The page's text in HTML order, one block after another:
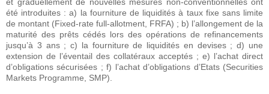
et graduellement de nouvelles mesures non-conventionnelles ont
été introduites : a) la fourniture de liquidités à taux fixe sans limite
de montant (Fixed-rate full-allotment, FRFA) ; b) l’allongement de la
maturité des prêts cédés lors des opérations de refinancements
jusqu’à 3 ans ; c) la fourniture de liquidités en devises ; d) une
extension de l’éventail des collatéraux acceptés ; e) l’achat direct
d’obligations sécurisées ; f) l’achat d’obligations d’Etats (Securities
Markets Programme, SMP).